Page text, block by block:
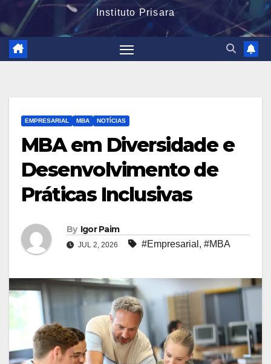
Instituto Prisara
EMPRESARIAL MBA NOTÍCIAS
MBA em Diversidade e
Desenvolvimento de
Práticas Inclusivas
By Igor Paim
JUL 2, 2026 #Empresarial , #MBA